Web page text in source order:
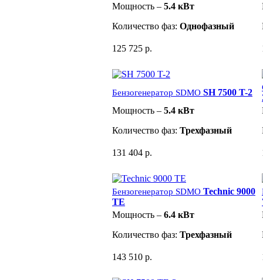
Мощность – 5.4 кВт
Количество фаз: Однофазный
125 725 р.
Бензогенератор SDMO SH 7500 T-2
Мощность – 5.4 кВт
Количество фаз: Трехфазный
131 404 р.
Бензогенератор SDMO Technic 9000
TE
Мощность – 6.4 кВт
Количество фаз: Трехфазный
143 510 р.